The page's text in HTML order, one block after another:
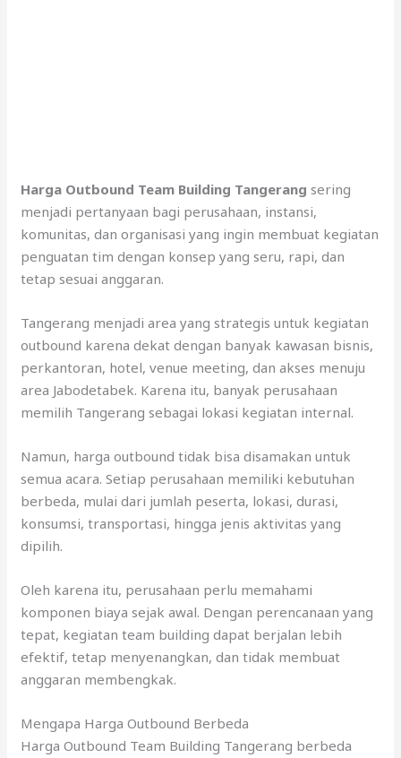
Harga Outbound Team Building Tangerang sering
menjadi pertanyaan bagi perusahaan, instansi,
komunitas, dan organisasi yang ingin membuat kegiatan
penguatan tim dengan konsep yang seru, rapi, dan
tetap sesuai anggaran.
Tangerang menjadi area yang strategis untuk kegiatan
outbound karena dekat dengan banyak kawasan bisnis,
perkantoran, hotel, venue meeting, dan akses menuju
area Jabodetabek. Karena itu, banyak perusahaan
memilih Tangerang sebagai lokasi kegiatan internal.
Namun, harga outbound tidak bisa disamakan untuk
semua acara. Setiap perusahaan memiliki kebutuhan
berbeda, mulai dari jumlah peserta, lokasi, durasi,
konsumsi, transportasi, hingga jenis aktivitas yang
dipilih.
Oleh karena itu, perusahaan perlu memahami
komponen biaya sejak awal. Dengan perencanaan yang
tepat, kegiatan team building dapat berjalan lebih
efektif, tetap menyenangkan, dan tidak membuat
anggaran membengkak.
Mengapa Harga Outbound Berbeda
Harga Outbound Team Building Tangerang berbeda